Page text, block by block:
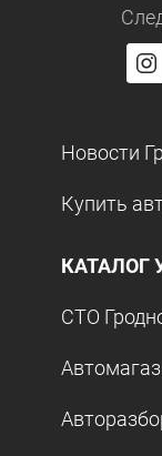
Новости
Купить
КАТАЛОГ
СТО